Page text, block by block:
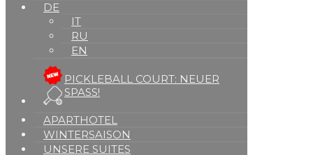
DE
IT
RU
EN
PICKLEBALL COURT: NEUER
SPASS!
APARTHOTEL
WINTERSAISON
UNSERE SUITES